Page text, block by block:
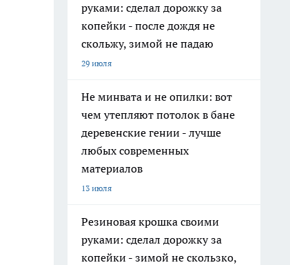
руками: сделал дорожку за
копейки - после дождя не
скольжу, зимой не падаю
29 июля
Не минвата и не опилки: вот
чем утепляют потолок в бане
деревенские гении - лучше
любых современных
материалов
13 июля
Резиновая крошка своими
руками: сделал дорожку за
копейки - зимой не скользко,